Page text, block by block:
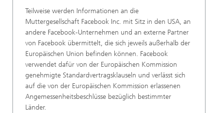
Teilweise werden Informationen an die
Muttergesellschaft Facebook Inc. mit Sitz in den USA, an
andere Facebook-Unternehmen und an externe Partner
von Facebook übermittelt, die sich jeweils außerhalb der
Europäischen Union befinden können. Facebook
verwendet dafür von der Europäischen Kommission
genehmigte Standardvertragsklauseln und verlässt sich
auf die von der Europäischen Kommission erlassenen
Angemessenheitsbeschlüsse bezüglich bestimmter
Länder.